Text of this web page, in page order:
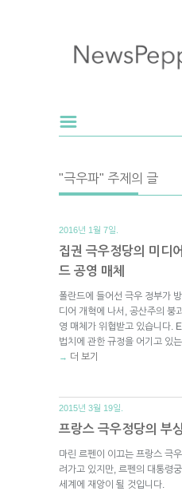
"극우파" 주제의 글
2016년 1월 7일.
집권 극우정당의 미디
드 공영 매체
폴란드에 들어선 극우 정부가
디어 개혁에 나서, 공산주의 붕
영 매체가 위협받고 있습니다.
법치에 관한 규정을 어기고 있
→ 더 보기
2015년 3월 19일.
프랑스 극우정당의 부
마린 르펜이 이끄는 프랑스 극
려가고 있지만, 르펜의 대통령
세계에 재앙이 될 것입니다.